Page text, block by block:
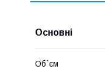
Основні
Об`єм